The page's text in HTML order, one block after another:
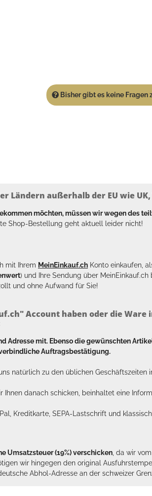
Bisher gibt es keine Fragen
Ländern außerhalb der EU wie
möchten, müssen wir wegen des
Shop-Bestellung geht aktuell leider nicht!
mit Ihrem MeinEinkauf.ch Konto einkaufen,
) und Ihre Sendung über MeinEinkauf.ch
und ohne Aufwand für Sie!
Account haben oder die Ware
Adresse mit. Ebenso die gewünschten
Auftragsbestätigung.
uns natürlich zu den üblichen Geschäftszeiten
danach schicken, beinhaltet eine
Kreditkarte, SEPA-Lastschrift und
Umsatzsteuer (19%) verschicken , da wir
wir hingegen den original
Abhol-Adresse an der schweizer